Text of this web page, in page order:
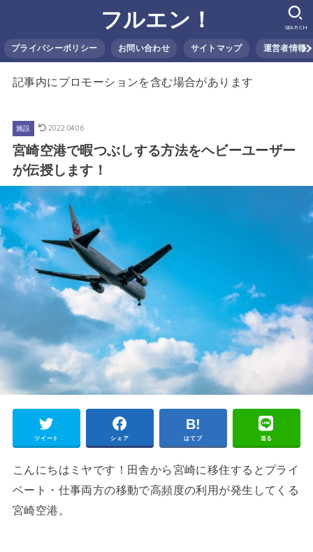
フルエン！
プライバシーポリシー お問い合わせ サイトマップ 運営者情報
SEARCH
記事内にプロモーションを含む場合があります
施設 2022.04.06
宮崎空港で暇つぶしする方法をヘビーユーザー
が伝授します！
ツイート シェア はてブ 送る
こんにちはミヤです！田舎から宮崎に移住するとプライ
ベート・仕事両方の移動で高頻度の利用が発生してくる
宮崎空港。